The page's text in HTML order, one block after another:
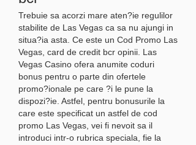
Trebuie sa acorzi mare aten?ie regulilor
stabilite de Las Vegas ca sa nu ajungi in
situa?ia asta. Ce este un Cod Promo Las
Vegas, card de credit bcr opinii. Las
Vegas Casino ofera anumite coduri
bonus pentru o parte din ofertele
promo?ionale pe care ?i le pune la
dispozi?ie. Astfel, pentru bonusurile la
care este specificat un astfel de cod
promo Las Vegas, vei fi nevoit sa il
introduci intr-o rubrica speciala, fie la